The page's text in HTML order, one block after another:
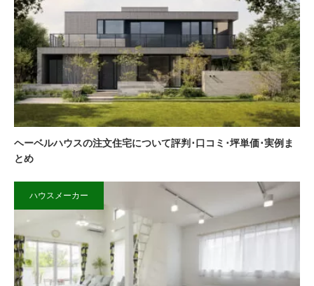
ヘーベルハウスの注文住宅について評判･口コミ･坪単価･実例ま
とめ
ハウスメーカー